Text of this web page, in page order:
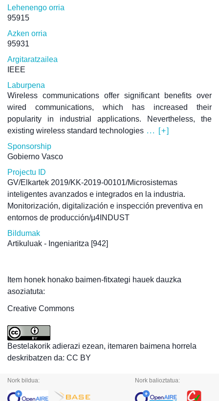
Lehenengo orria
95915
Azken orria
95931
Argitaratzailea
IEEE
Laburpena
Wireless communications offer significant benefits over
wired communications, which has increased their
popularity in industrial applications. Nevertheless, the
existing wireless standard technologies ... [+]
Sponsorship
Gobierno Vasco
Projectu ID
GV/Elkartek 2019/KK-2019-00101/Microsistemas
inteligentes avanzados e integrados en la industria.
Monitorización, digitalización e inspección preventiva en
entornos de producción/µ4INDUST
Bildumak
Artikuluak - Ingeniaritza [942]
Item honek honako baimen-fitxategi hauek dauzka
asoziatuta:
Creative Commons
Bestelakorik adierazi ezean, itemaren baimena horrela
deskribatzen da: CC BY
Nork bildua: Nork balioztatua: